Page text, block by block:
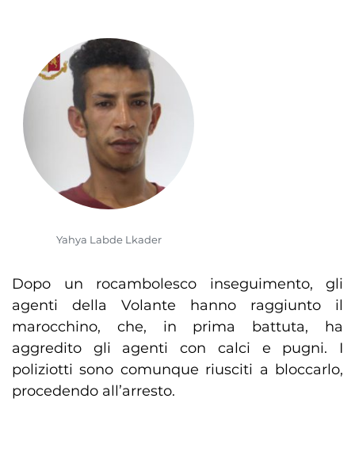
Yahya Labde Lkader
Dopo un rocambolesco inseguimento, gli
agenti della Volante hanno raggiunto il
marocchino, che, in prima battuta, ha
aggredito gli agenti con calci e pugni. I
poliziotti sono comunque riusciti a bloccarlo,
procedendo all’arresto.